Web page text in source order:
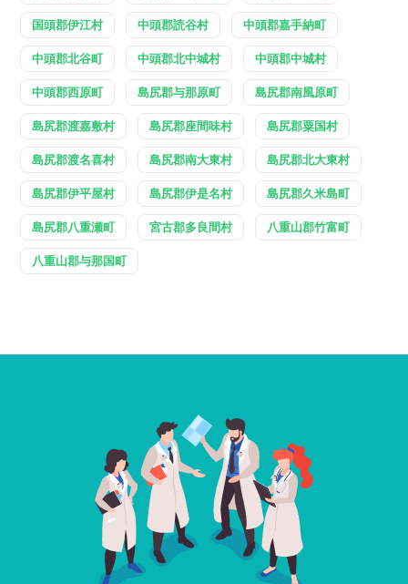
国頭郡伊江村 中頭郡読谷村 中頭郡嘉手納町
中頭郡北谷町 中頭郡北中城村 中頭郡中城村
中頭郡西原町 島尻郡与那原町 島尻郡南風原町
島尻郡渡嘉敷村 島尻郡座間味村 島尻郡粟国村
島尻郡渡名喜村 島尻郡南大東村 島尻郡北大東村
島尻郡伊平屋村 島尻郡伊是名村 島尻郡久米島町
島尻郡八重瀬町 宮古郡多良間村 八重山郡竹富町
八重山郡与那国町